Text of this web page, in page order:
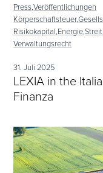
Press,Veröffentlichungen
Körperschaftsteuer,
Risikokapital, Energie,
Verwaltungsrecht
31. Juli 2025
LEXIA in the
Finanza